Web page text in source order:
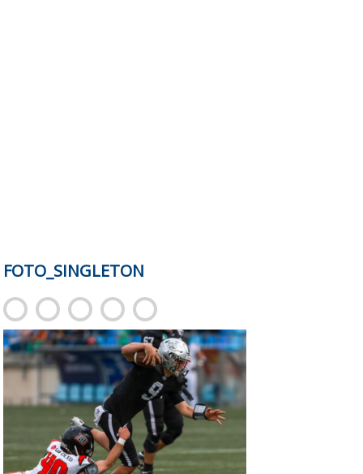
FOTO_SINGLETON